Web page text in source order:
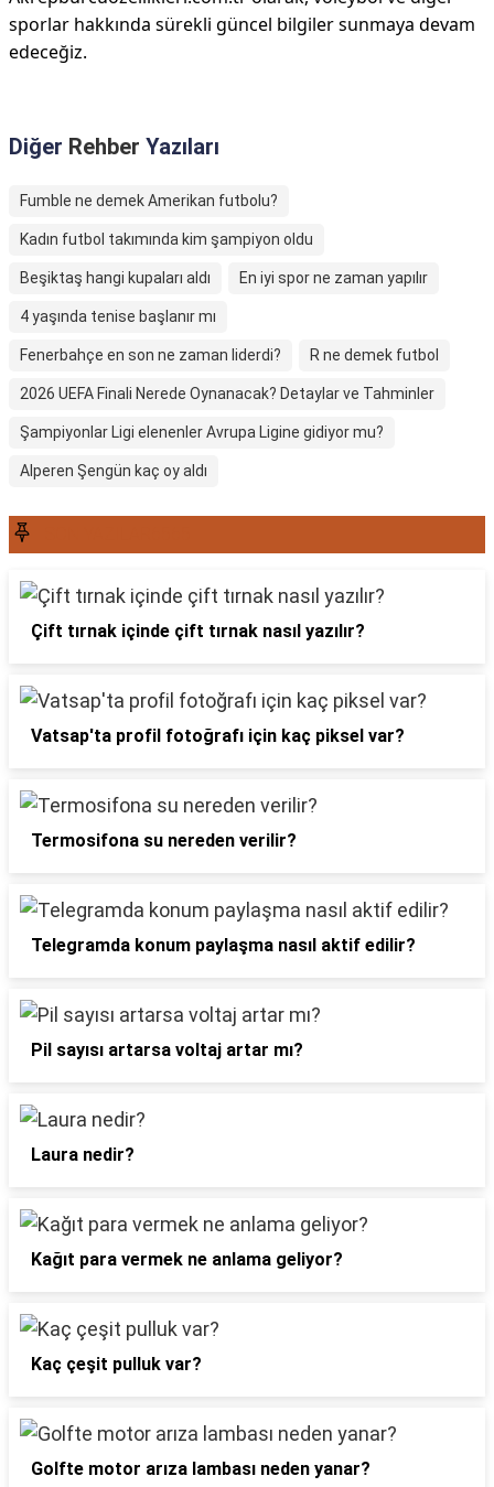
sporlar hakkında sürekli güncel bilgiler sunmaya devam
edeceğiz.
Diğer Rehber Yazıları
Fumble ne demek Amerikan futbolu?
Kadın futbol takımında kim şampiyon oldu
Beşiktaş hangi kupaları aldı En iyi spor ne zaman yapılır
4 yaşında tenise başlanır mı
Fenerbahçe en son ne zaman liderdi? R ne demek futbol
2026 UEFA Finali Nerede Oynanacak? Detaylar ve Tahminler
Şampiyonlar Ligi elenenler Avrupa Ligine gidiyor mu?
Alperen Şengün kaç oy aldı
Çift tırnak içinde çift tırnak nasıl yazılır?
Vatsap'ta profil fotoğrafı için kaç piksel var?
Termosifona su nereden verilir?
Telegramda konum paylaşma nasıl aktif edilir?
Pil sayısı artarsa voltaj artar mı?
Laura nedir?
Kağıt para vermek ne anlama geliyor?
Kaç çeşit pulluk var?
Golfte motor arıza lambası neden yanar?